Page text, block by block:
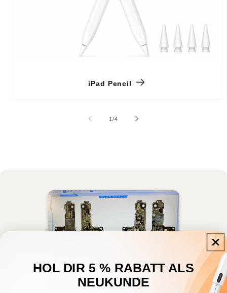
iPad Pencil
1/von
4
HOL DIR 5 % RABATT ALS
NEUKUNDE